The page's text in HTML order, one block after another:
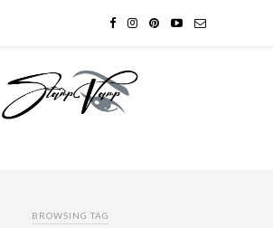
BROWSING TAG